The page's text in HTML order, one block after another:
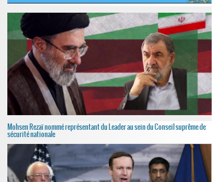
Mohsen Rezaï nommé représentant du Leader au sein du Conseil suprême de
sécurité nationale